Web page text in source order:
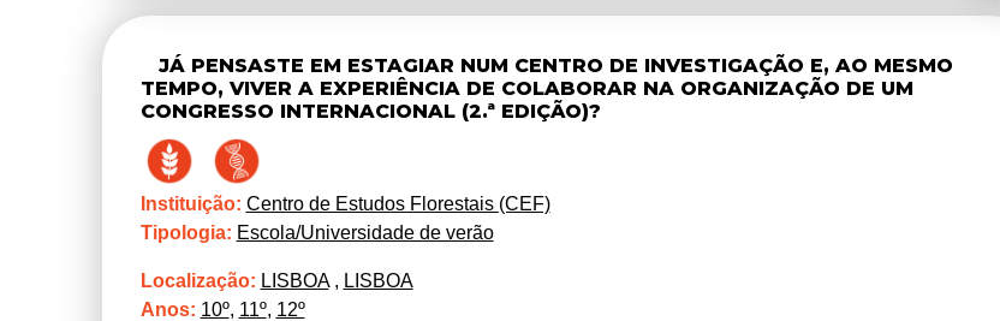
espécies florestais de diferentes regiões climáticas. Vais recolher dados sobre a saúde das árvores e
Terás contacto com tecnologia de ponta, incluindo a utilização de drones para monitorização
florestal, observando como as imagens aéreas ajudam a estudar e proteger as florestas.
No final, irás analisar os dados com software científico e compreender como a investigação contribui
para a gestão sustentável do território.
Será uma semana prática, dinâmica e cheia de descobertas, ideal para quem gosta de Natureza,
ciência e tecnologia. Inscreve‑te já!
JÁ PENSASTE EM ESTAGIAR NUM CENTRO DE INVESTIGAÇÃO E, AO MESMO
TEMPO, VIVER A EXPERIÊNCIA DE COLABORAR NA ORGANIZAÇÃO DE UM
CONGRESSO INTERNACIONAL (2.ª EDIÇÃO)?
Instituição: Centro de Estudos Florestais (CEF)
Tipologia: Escola/Universidade de verão
Localização: LISBOA, LISBOA
Anos: 10º, 11º, 12º